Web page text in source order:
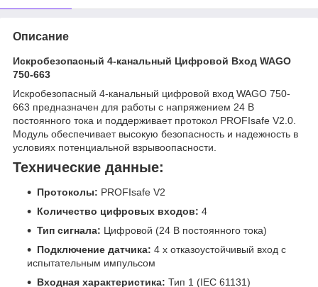
Описание
Искробезопасный 4-канальный Цифровой Вход WAGO
750-663
Искробезопасный 4-канальный цифровой вход WAGO 750-
663 предназначен для работы с напряжением 24 В
постоянного тока и поддерживает протокол PROFIsafe V2.0.
Модуль обеспечивает высокую безопасность и надежность в
условиях потенциальной взрывоопасности.
Технические данные:
Протоколы: PROFIsafe V2
Количество цифровых входов: 4
Тип сигнала: Цифровой (24 В постоянного тока)
Подключение датчика: 4 x отказоустойчивый вход с
испытательным импульсом
Входная характеристика: Тип 1 (IEC 61131)